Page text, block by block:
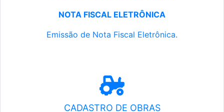
NOTA FISCAL ELETRÔNICA
Emissão de Nota Fiscal Eletrônica.
CADASTRO DE OBRAS